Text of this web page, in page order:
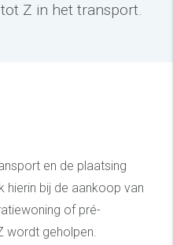
Z in het transport.
en de plaatsing
hierin bij de aankoop van
of pré-
wordt geholpen.